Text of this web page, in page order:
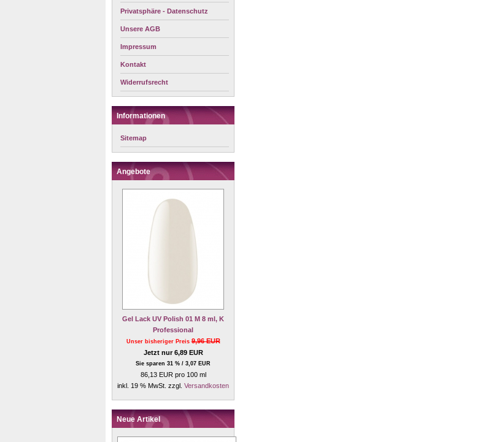
Privatsphäre - Datenschutz
Unsere AGB
Impressum
Kontakt
Widerrufsrecht
Informationen
Sitemap
Angebote
Gel Lack UV Polish 01 M 8 ml, K
Professional
Unser bisheriger Preis9,96 EUR
Jetzt nur 6,89 EUR
Sie sparen 31 % / 3,07 EUR
86,13 EUR pro 100 ml
inkl. 19 % MwSt. zzgl. Versandkosten
Neue Artikel